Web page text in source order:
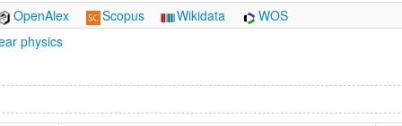
OpenAlex Scopus Wikidata
WOS
physics